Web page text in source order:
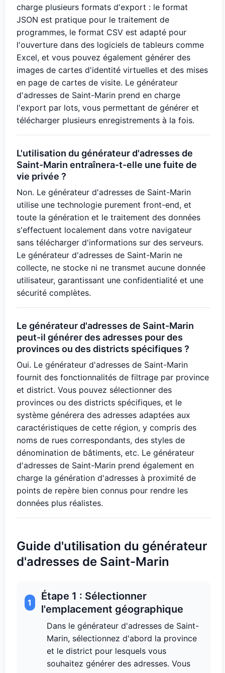
charge plusieurs formats d'export : le format
JSON est pratique pour le traitement de
programmes, le format CSV est adapté pour
l'ouverture dans des logiciels de tableurs comme
Excel, et vous pouvez également générer des
images de cartes d'identité virtuelles et des mises
en page de cartes de visite. Le générateur
d'adresses de Saint-Marin prend en charge
l'export par lots, vous permettant de générer et
télécharger plusieurs enregistrements à la fois.
L'utilisation du générateur d'adresses de
Saint-Marin entraînera-t-elle une fuite de
vie privée ?
Non. Le générateur d'adresses de Saint-Marin
utilise une technologie purement front-end, et
toute la génération et le traitement des données
s'effectuent localement dans votre navigateur
sans télécharger d'informations sur des serveurs.
Le générateur d'adresses de Saint-Marin ne
collecte, ne stocke ni ne transmet aucune donnée
utilisateur, garantissant une confidentialité et une
sécurité complètes.
Le générateur d'adresses de Saint-Marin
peut-il générer des adresses pour des
provinces ou des districts spécifiques ?
Oui. Le générateur d'adresses de Saint-Marin
fournit des fonctionnalités de filtrage par province
et district. Vous pouvez sélectionner des
provinces ou des districts spécifiques, et le
système générera des adresses adaptées aux
caractéristiques de cette région, y compris des
noms de rues correspondants, des styles de
dénomination de bâtiments, etc. Le générateur
d'adresses de Saint-Marin prend également en
charge la génération d'adresses à proximité de
points de repère bien connus pour rendre les
données plus réalistes.
Guide d'utilisation du générateur
d'adresses de Saint-Marin
1
Étape 1 : Sélectionner
l'emplacement géographique
Dans le générateur d'adresses de Saint-
Marin, sélectionnez d'abord la province
et le district pour lesquels vous
souhaitez générer des adresses. Vous